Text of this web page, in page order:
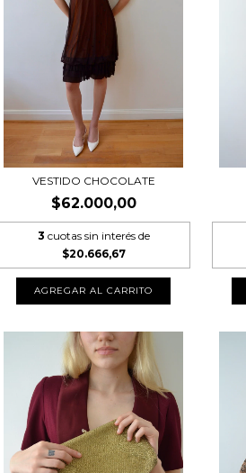
VESTIDO CHOCOLATE
$62.000,00
3 cuotas sin interés de
$20.666,67